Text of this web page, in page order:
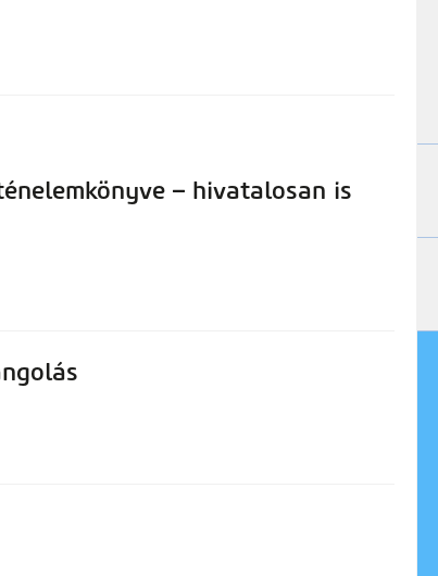
– hivatalosan is